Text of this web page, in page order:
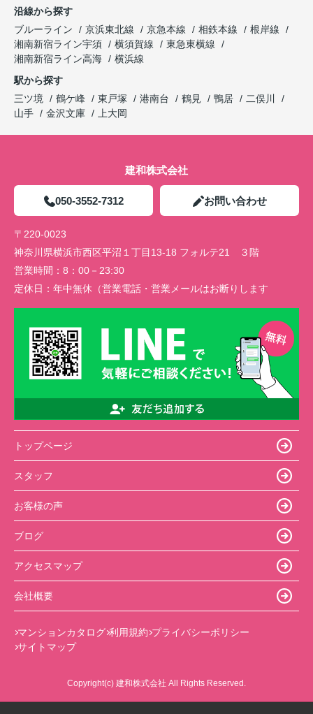
沿線から探す
ブルーライン
京浜東北線 京急本線 相鉄本線
根岸線
湘南新宿ライン宇須
横須賀線
東急東横線
湘南新宿ライン高海
横浜線
駅から探す
三ツ境
鶴ケ峰 東戸塚 港南台 鶴見 鴨居
二俣川
山手
金沢文庫 上大岡
建和株式会社
050-3552-7312 お問い合わせ
〒220-0023
神奈川県横浜市西区平沼１丁目13-18 フォルテ21 ３階
営業時間： 8：00－23:30
定休日： 年中無休（営業電話・営業メールはお断りします
トップページ
スタッフ
お客様の声
ブログ
アクセスマップ
会社概要
マンションカタログ 利用規約 プライバシーポリシー
サイトマップ
Copyright(c) 建和株式会社 All Rights Reserved.